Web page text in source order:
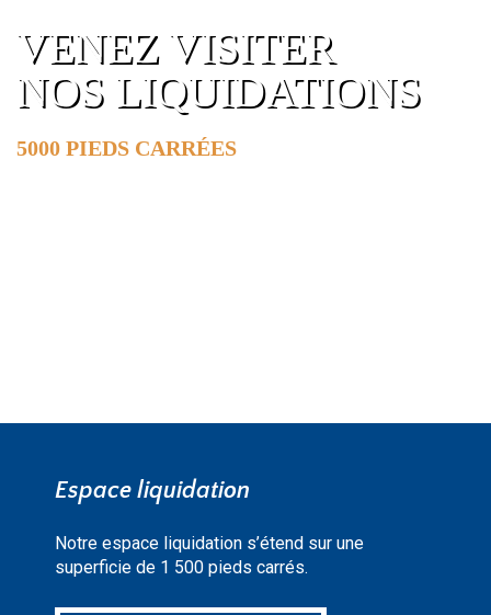
VENEZ VISITER
NOS LIQUIDATIONS
5000 PIEDS CARRÉES
Espace liquidation
Notre espace liquidation s’étend sur une
superficie de 1 500 pieds carrés.